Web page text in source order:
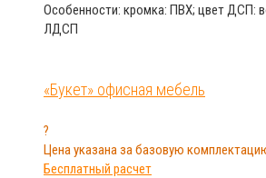
Особенности: кромка: ПВХ; цвет ДСП:
ЛДСП
«Букет» офисная мебель
?
Цена указана за базовую
Бесплатный расчет